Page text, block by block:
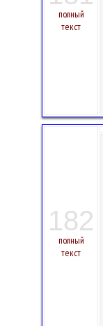
полный
текст
182
полный
текст